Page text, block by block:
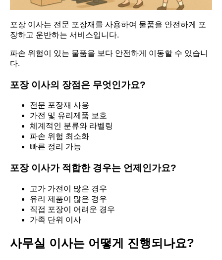
포장 이사는 전문 포장재를 사용하여 물품을 안전하게 포
장하고 운반하는 서비스입니다.
파손 위험이 있는 물품을 보다 안전하게 이동할 수 있습니
다.
포장 이사의 장점은 무엇인가요?
전문 포장재 사용
가전 및 유리제품 보호
체계적인 분류와 라벨링
파손 위험 최소화
빠른 정리 가능
포장 이사가 적합한 경우는 언제인가요?
고가 가전이 많은 경우
유리 제품이 많은 경우
직접 포장이 어려운 경우
가족 단위 이사
사무실 이사는 어떻게 진행되나요?